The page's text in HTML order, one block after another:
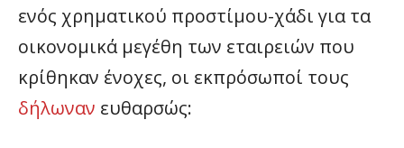
ενός χρηματικού προστίμου-χάδι για τα
οικονομικά μεγέθη των εταιρειών που
κρίθηκαν ένοχες, οι εκπρόσωποί τους
δήλωναν ευθαρσώς: